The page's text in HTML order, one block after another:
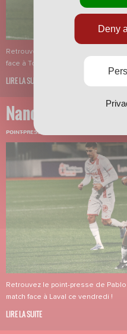
Retrouvez le point-presse de
face à Tomblaine ce dimanche !
LIRE LA SUITE
Nancy-Laval
POINT-PRESSE
Retrouvez le point-presse de
match face à Laval ce vendredi !
LIRE LA SUITE
Deny